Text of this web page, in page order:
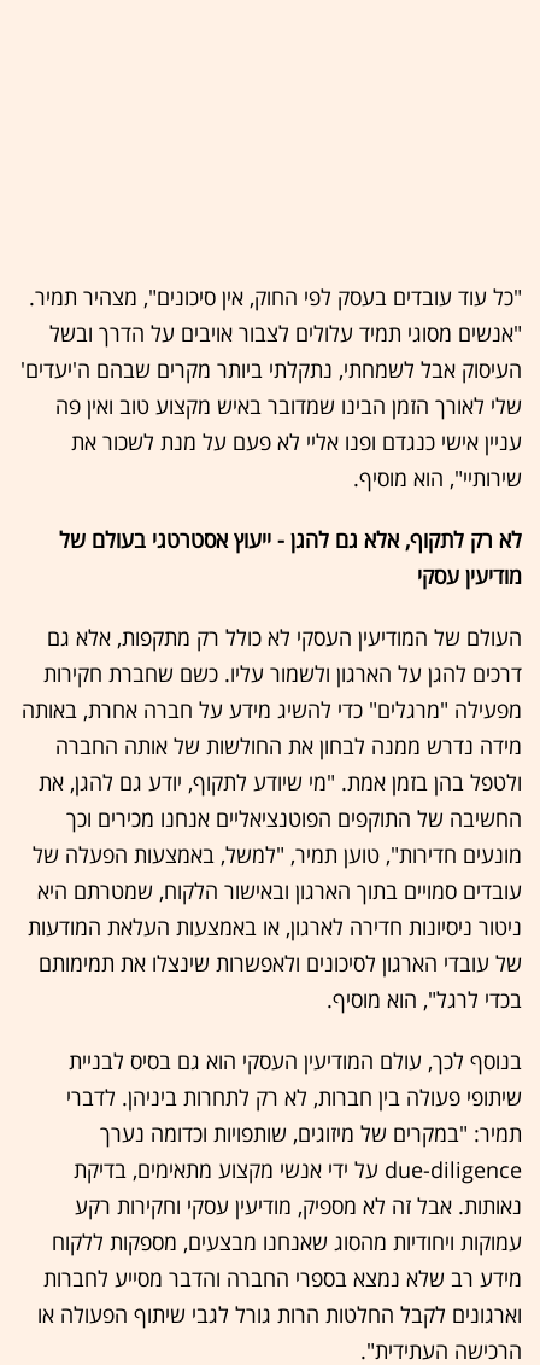
"כל עוד עובדים בעסק לפי החוק, אין סיכונים", מצהיר תמיר.
"אנשים מסוגי תמיד עלולים לצבור אויבים על הדרך ובשל
העיסוק אבל לשמחתי, נתקלתי ביותר מקרים שבהם ה'יעדים'
שלי לאורך הזמן הבינו שמדובר באיש מקצוע טוב ואין פה
עניין אישי כנגדם ופנו אליי לא פעם על מנת לשכור את
שירותיי", הוא מוסיף.
לא רק לתקוף, אלא גם להגן - ייעוץ אסטרטגי בעולם של
מודיעין עסקי
העולם של המודיעין העסקי לא כולל רק מתקפות, אלא גם
דרכים להגן על הארגון ולשמור עליו. כשם שחברת חקירות
מפעילה "מרגלים" כדי להשיג מידע על חברה אחרת, באותה
מידה נדרש ממנה לבחון את החולשות של אותה החברה
ולטפל בהן בזמן אמת. "מי שיודע לתקוף, יודע גם להגן, את
החשיבה של התוקפים הפוטנציאליים אנחנו מכירים וכך
מונעים חדירות", טוען תמיר, "למשל, באמצעות הפעלה של
עובדים סמויים בתוך הארגון ובאישור הלקוח, שמטרתם היא
ניטור ניסיונות חדירה לארגון, או באמצעות העלאת המודעות
של עובדי הארגון לסיכונים ולאפשרות שינצלו את תמימותם
בכדי לרגל", הוא מוסיף.
בנוסף לכך, עולם המודיעין העסקי הוא גם בסיס לבניית
שיתופי פעולה בין חברות, לא רק לתחרות ביניהן. לדברי
תמיר: "במקרים של מיזוגים, שותפויות וכדומה נערך
due-diligence על ידי אנשי מקצוע מתאימים, בדיקת
נאותות. אבל זה לא מספיק, מודיעין עסקי וחקירות רקע
עמוקות ויחודיות מהסוג שאנחנו מבצעים, מספקות ללקוח
מידע רב שלא נמצא בספרי החברה והדבר מסייע לחברות
וארגונים לקבל החלטות הרות גורל לגבי שיתוף הפעולה או
הרכישה העתידית".